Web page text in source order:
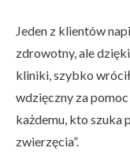
Jeden z klientów
zdrowotny, ale
kliniki, szybko
wdzięczny za
każdemu, kto szuka
zwierzęcia”.